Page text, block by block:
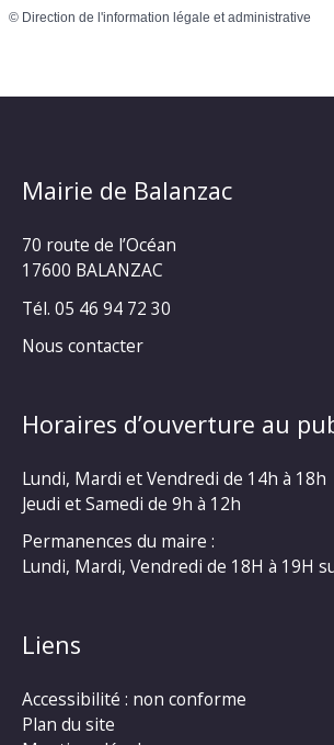
© Direction de l'information légale et administrative
Mairie de Balanzac
70 route de l’Océan
17600 BALANZAC
Tél. 05 46 94 72 30
Nous contacter
Horaires d’ouverture au
Lundi, Mardi et Vendredi de 14h à 18h
Jeudi et Samedi de 9h à 12h
Permanences du maire :
Lundi, Mardi, Vendredi de 18H à 19H
Liens
Accessibilité : non conforme
Plan du site